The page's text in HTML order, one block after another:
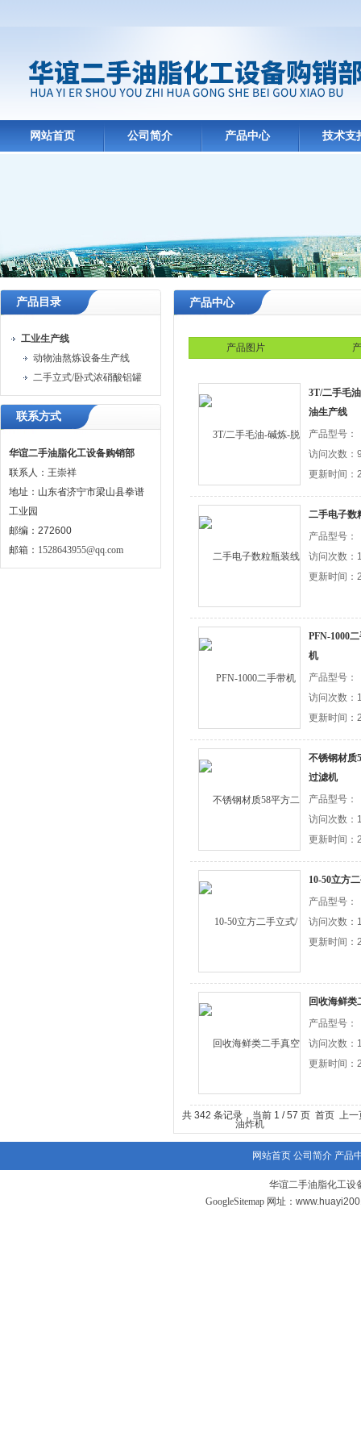
网站首页 公司简介 产品中心 技术支
产品目录
工业生产线
动物油熬炼设备生产线
二手立式/卧式浓硝酸铝罐
联系方式
华谊二手油脂化工设备购销部
联系人：王崇祥
地址：山东省济宁市梁山县拳谱
工业园
邮编：272600
邮箱： 1528643955@qq.com
产品中心
产品图片
3T/二手毛
油生产线
产品型号：
访问次数：
更新时间：
二手电子数
产品型号：
访问次数：
更新时间：
PFN-1000
机
产品型号：
访问次数：
更新时间：
不锈钢材质
过滤机
产品型号：
访问次数：
更新时间：
10-50立方
产品型号：
访问次数：
更新时间：
回收海鲜类
产品型号：
访问次数：
更新时间：
共 342 条记录，当前 1 / 57 页 首页 上
网站首页 公司简介 产品
华谊二手油脂化工设
GoogleSitemap 网址：